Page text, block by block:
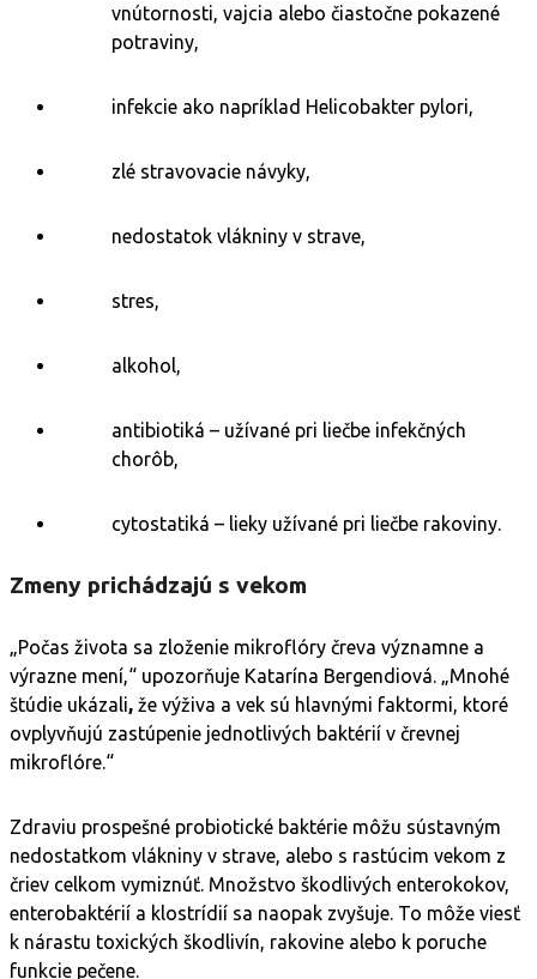
vnútornosti, vajcia alebo čiastočne pokazené
potraviny,
infekcie ako napríklad Helicobakter pylori,
zlé stravovacie návyky,
nedostatok vlákniny v strave,
stres,
alkohol,
antibiotiká – užívané pri liečbe infekčných
chorôb,
cytostatiká – lieky užívané pri liečbe rakoviny.
Zmeny prichádzajú s vekom
„Počas života sa zloženie mikroflóry čreva významne a
výrazne mení,“ upozorňuje Katarína Bergendiová. „Mnohé
štúdie ukázali, že výživa a vek sú hlavnými faktormi, ktoré
ovplyvňujú zastúpenie jednotlivých baktérií v črevnej
mikroflóre.“
Zdraviu prospešné probiotické baktérie môžu sústavným
nedostatkom vlákniny v strave, alebo s rastúcim vekom z
čriev celkom vymiznúť. Množstvo škodlivých enterokokov,
enterobaktérií a klostrídií sa naopak zvyšuje. To môže viesť
k nárastu toxických škodlivín, rakovine alebo k poruche
funkcie pečene.